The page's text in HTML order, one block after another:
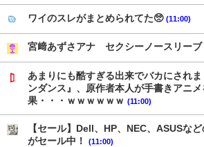
ワイのスレがまとめられてた🥺 (11:00)
宮﨑あずさアナ セクシーノースリーブ
あまりにも酷すぎる出来でバカにされ
ンダンス』、原作者本人が手書きアニ
果・・・ｗｗｗｗｗｗ (11:00)
【セール】Dell、HP、NEC、ASUSな
がセール中！
(11:00)